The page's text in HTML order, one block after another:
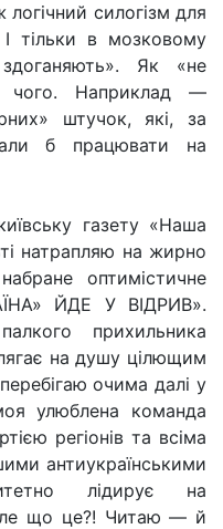
силогізм для
тільки в мозковому
Як «не
чого. Наприклад —
штучок, які, за
б працювати на
газету «Наша
натрапляю на жирно
оптимістичне
ЙДЕ У ВІДРИВ».
прихильника
на душу цілющим
очима далі у
улюблена команда
регіонів та всіма
антиукраїнськими
лідирує на
що це?! Читаю — й